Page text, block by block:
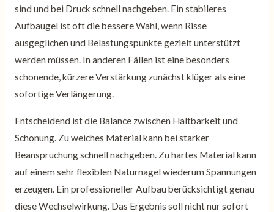
sind und bei Druck schnell nachgeben. Ein stabileres
Aufbaugel ist oft die bessere Wahl, wenn Risse
ausgeglichen und Belastungspunkte gezielt unterstützt
werden müssen. In anderen Fällen ist eine besonders
schonende, kürzere Verstärkung zunächst klüger als eine
sofortige Verlängerung.
Entscheidend ist die Balance zwischen Haltbarkeit und
Schonung. Zu weiches Material kann bei starker
Beanspruchung schnell nachgeben. Zu hartes Material kann
auf einem sehr flexiblen Naturnagel wiederum Spannungen
erzeugen. Ein professioneller Aufbau berücksichtigt genau
diese Wechselwirkung. Das Ergebnis soll nicht nur sofort